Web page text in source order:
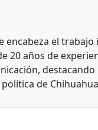
encabeza el
20 años de
destacando
de